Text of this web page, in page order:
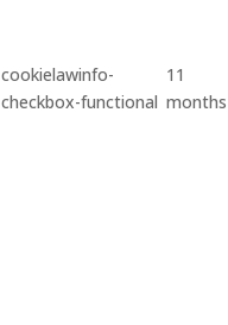
cookielawinfo-
checkbox-functional
11
months